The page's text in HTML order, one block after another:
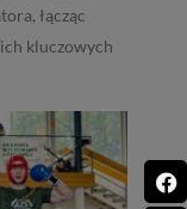
łącząc
kluczowych